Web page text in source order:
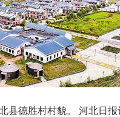
县德胜村村貌。 河北日